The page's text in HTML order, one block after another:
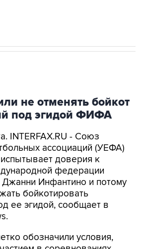
не отменять бойкот
под эгидой ФИФА
INTERFAX.RU - Союз
ассоциаций (УЕФА)
доверия к
федерации
Инфантино и потому
бойкотировать
ее эгидой, сообщает в
обозначили условия,